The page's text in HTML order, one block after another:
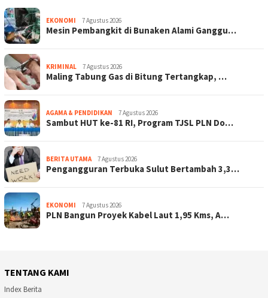
EKONOMI 7 Agustus 2026
Mesin Pembangkit di Bunaken Alami Ganggu…
KRIMINAL 7 Agustus 2026
Maling Tabung Gas di Bitung Tertangkap, …
AGAMA & PENDIDIKAN 7 Agustus 2026
Sambut HUT ke-81 RI, Program TJSL PLN Do…
BERITA UTAMA 7 Agustus 2026
Pengangguran Terbuka Sulut Bertambah 3,3…
EKONOMI 7 Agustus 2026
PLN Bangun Proyek Kabel Laut 1,95 Kms, A…
TENTANG KAMI
Index Berita